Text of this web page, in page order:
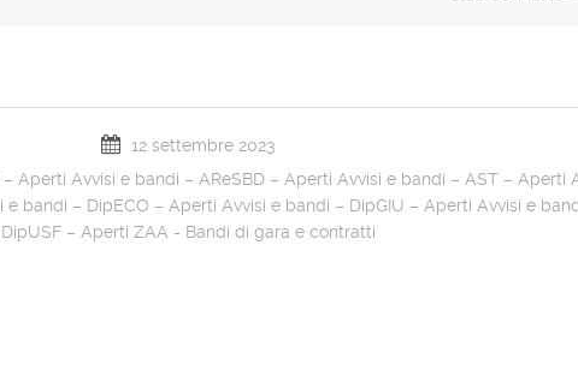
12 settembre 2023
– Aperti Avvisi e bandi – AReSBD – Aperti Avvisi e bandi – AST – Aperti
e bandi – DipECO – Aperti Avvisi e bandi – DipGIU – Aperti Avvisi e
DipUSF – Aperti ZAA - Bandi di gara e contratti